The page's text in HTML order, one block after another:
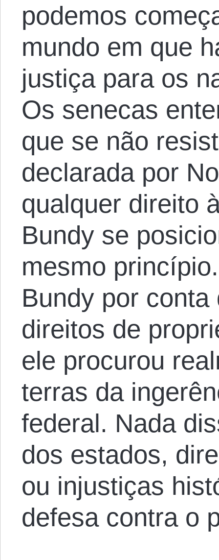
podemos
mundo em que
justiça para os
Os senecas
que se não
declarada por
qualquer direito
Bundy se
mesmo
Bundy por
direitos de
ele procurou
terras da
federal. Nada
dos estados,
ou injustiças
defesa contra o